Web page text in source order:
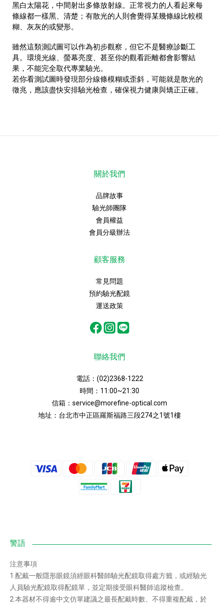
黑白太陽花，中間射出多條放射線。正常視力的人看起來每
條線都一樣黑、清楚；有散光的人則會覺得某幾條線比較模
糊、灰灰的或變形。
雖然這類測試圖可以作為初步觀察，但它不是醫療診斷工
具。環境光線、螢幕亮度、甚至你的觀看距離都會影響結
果，不能完全取代專業驗光。
若你看測試圖時發現部分線條模糊或歪斜，可能就是散光的
徵兆，應該盡快安排驗光檢查，確保視力健康與矯正正確。
關於我們
品牌故事
驗光師團隊
會員權益
會員分級辦法
顧客服務
常見問題
預約驗光配鏡
運送政策
聯絡我們
電話： (02)2368-1222
時間：11:00~21:30
信箱： service@morefine-optical.com
地址： 台北市中正區羅斯福路三段274之1號1樓
注意事項
1.配戴一般隱形眼鏡須經眼科醫師驗光配鏡取得處方籤，或經驗光
人員驗光配鏡取得配鏡單，並定期接受眼科醫師追蹤檢查。
2.本器材不得逾中文仿單建議之最長配戴時數、不得重複配戴，於